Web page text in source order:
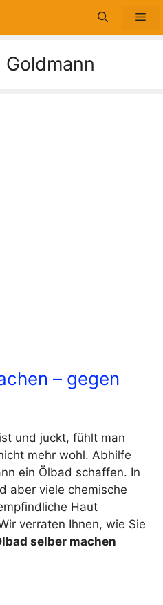
– gegen
und juckt, fühlt man
mehr wohl. Abhilfe
ein Ölbad schaffen. In
aber viele chemische
Haut
verraten Ihnen, wie Sie
selber machen